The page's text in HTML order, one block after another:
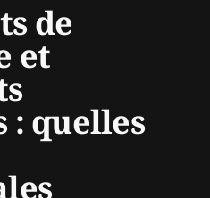
de
et
: quelles